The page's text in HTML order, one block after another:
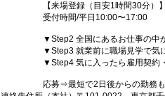
【来場登録（目安1時間30分）】
受付時間/平日10:00〜17:00
▼Step2 全国にあるお仕事の中
▼Step3 就業前に職場見学で気
▼Step4 気に入ったら雇用契約
応募⇒最短で2日後からの勤務も